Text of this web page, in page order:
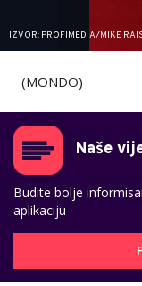
IZVOR: PROFIMEDIA/MIKE
(MONDO)
Naše
Budite bolje
aplikaciju